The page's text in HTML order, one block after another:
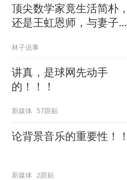
顶尖数学家竟生活简朴，
还是王虹恩师，与妻子合
林子说事
讲真，是球网先动手
的！！！
新媒体 57跟贴
论背景音乐的重要性！！
新媒体 2跟贴